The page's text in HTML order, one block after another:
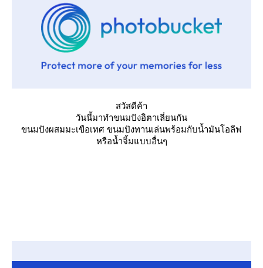
สวัสดีค้า
วันนี้มาทำขนมปังอิตาเลี่ยนกัน
ขนมปังผสมมะเขือเทศ ขนมปังทานเล่นพร้อมกับน้ำมันโอลีฟ
หรือน้ำจิ้มแบบอื่นๆ